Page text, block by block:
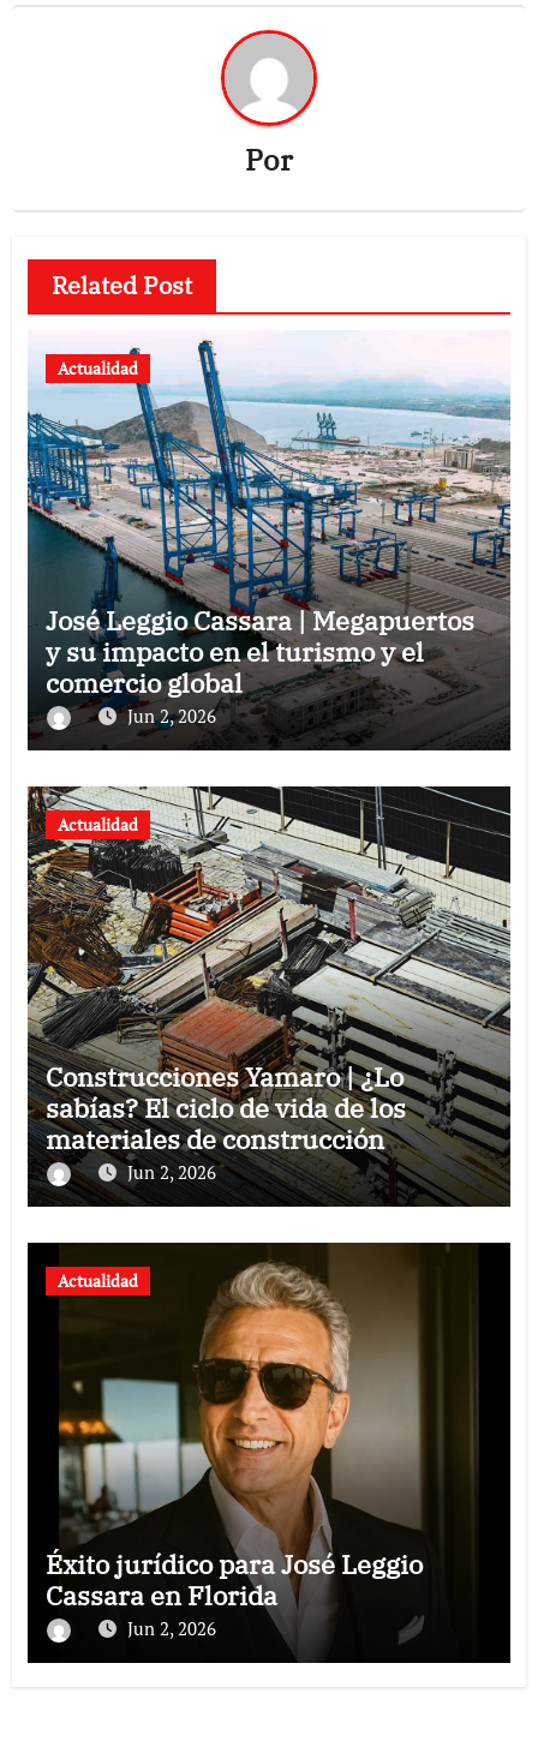
Por
Related Post
Actualidad
José Leggio Cassara | Megapuertos
y su impacto en el turismo y el
comercio global
Jun 2, 2026
Actualidad
Construcciones Yamaro | ¿Lo
sabías? El ciclo de vida de los
materiales de construcción
revoluciona eficiencia en proyectos
modernos
Jun 2, 2026
Actualidad
Éxito jurídico para José Leggio
Cassara en Florida
Jun 2, 2026